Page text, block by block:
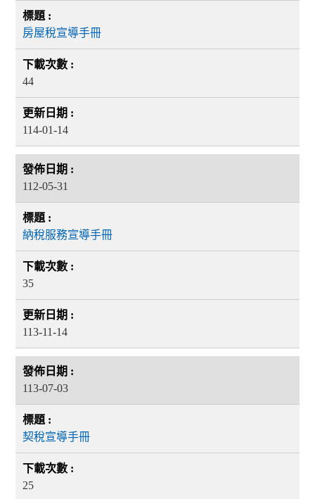
房屋稅宣導手冊
44
114-01-14
112-05-31
納稅服務宣導手冊
35
113-11-14
113-07-03
契稅宣導手冊
25